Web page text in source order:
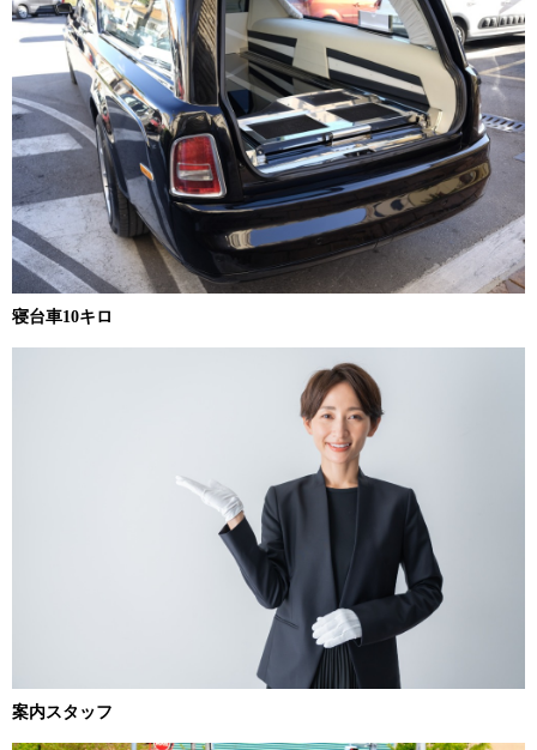
寝台車10キロ
案内スタッフ